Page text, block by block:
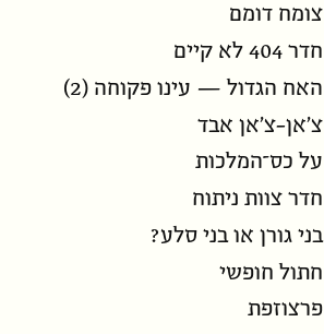
צומח דומם
חדר 404 לא קיים
האח הגדול — עינו פקוחה (2)
צ’אן-צ’אן אבד
על כס־המלכות
חדר צוות ניתוח
בני גורן או בני סלע?
חתול חופשי
פרצוזפת